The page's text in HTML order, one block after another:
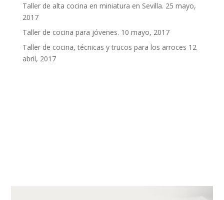
Taller de alta cocina en miniatura en Sevilla. 25 mayo,
2017
Taller de cocina para jóvenes. 10 mayo, 2017
Taller de cocina, técnicas y trucos para los arroces 12
abril, 2017